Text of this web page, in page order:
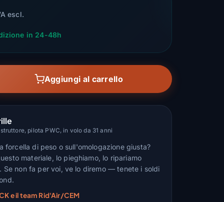
escl.
in 24-48h
Aggiungi al carrello
pilota PWC, in volo da 31 anni
forcella di peso o sull'omologazione giusta?
materiale, lo pieghiamo, lo ripariamo
Se non fa per voi, ve lo diremo — tenete i soldi
e il team Rid'Air/CEM